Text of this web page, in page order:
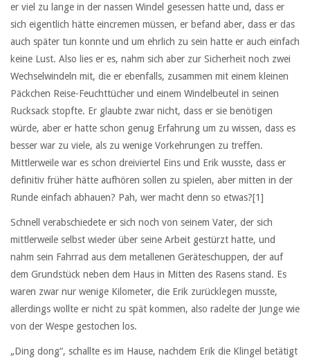
er viel zu lange in der nassen Windel gesessen hatte und, dass er
sich eigentlich hätte eincremen müssen, er befand aber, dass er das
auch später tun konnte und um ehrlich zu sein hatte er auch einfach
keine Lust. Also lies er es, nahm sich aber zur Sicherheit noch zwei
Wechselwindeln mit, die er ebenfalls, zusammen mit einem kleinen
Päckchen Reise-Feuchttücher und einem Windelbeutel in seinen
Rucksack stopfte. Er glaubte zwar nicht, dass er sie benötigen
würde, aber er hatte schon genug Erfahrung um zu wissen, dass es
besser war zu viele, als zu wenige Vorkehrungen zu treffen.
Mittlerweile war es schon dreiviertel Eins und Erik wusste, dass er
definitiv früher hätte aufhören sollen zu spielen, aber mitten in der
Runde einfach abhauen? Pah, wer macht denn so etwas?[1]
Schnell verabschiedete er sich noch von seinem Vater, der sich
mittlerweile selbst wieder über seine Arbeit gestürzt hatte, und
nahm sein Fahrrad aus dem metallenen Geräteschuppen, der auf
dem Grundstück neben dem Haus in Mitten des Rasens stand. Es
waren zwar nur wenige Kilometer, die Erik zurücklegen musste,
allerdings wollte er nicht zu spät kommen, also radelte der Junge wie
von der Wespe gestochen los.
„Ding dong“, schallte es im Hause, nachdem Erik die Klingel betätigt